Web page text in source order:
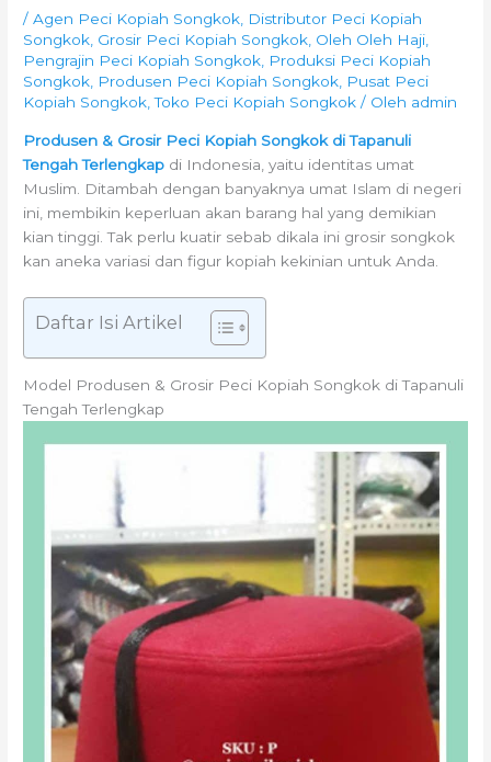
/Agen Peci Kopiah Songkok Distributor Peci Kopiah
Songkok Grosir Peci Kopiah Songkok Oleh Oleh Haji
Pengrajin Peci Kopiah Songkok Produksi Peci Kopiah
Songkok Produsen Peci Kopiah Songkok Pusat Peci
Kopiah Songkok ,Toko Peci Kopiah Songkok / Oleh admin
Produsen & Grosir Peci Kopiah Songkok di Tapanuli
Tengah Terlengkap di Indonesia, yaitu identitas umat
Muslim. Ditambah dengan banyaknya umat Islam di negeri
ini, membikin keperluan akan barang hal yang demikian
kian tinggi. Tak perlu kuatir sebab dikala ini grosir songkok
kan aneka variasi dan figur kopiah kekinian untuk Anda.
Daftar Isi Artikel
Model Produsen & Grosir Peci Kopiah Songkok di Tapanuli
Tengah Terlengkap